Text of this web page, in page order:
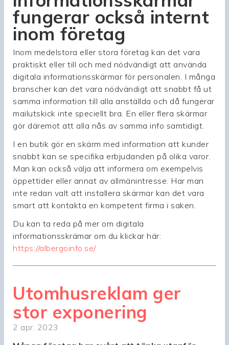
fungerar också internt
inom företag
Inom medelstora eller stora företag kan det vara
praktiskt eller till och med nödvändigt att använda
digitala informationsskärmar för personalen. I många
branscher kan det vara nödvändigt att snabbt få ut
samma information till alla anställda och då fungerar
mailutskick inte speciellt bra. En eller flera skärmar
gör däremot att alla nås av samma info samtidigt.
I en butik gör en skärm med information att kunder
snabbt kan se specifika erbjudanden på olika varor.
Man kan också välja att informera om exempelvis
öppettider eller annat av allmänintresse. Har man
inte redan valt att installera skärmar kan det vara
smart att kontakta en kompetent firma i saken.
Du kan ta reda på mer om digitala
informationsskrämar om du klickar här:
https://albergoinfo.se/
Utomhusreklam ger
stor exponering
2 apr. 2023